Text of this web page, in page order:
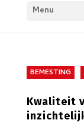
Menu
BEMESTING
Kwaliteit